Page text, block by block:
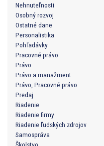
Nehnuteľnosti
Osobný rozvoj
Ostatné dane
Personalistika
Pohľadávky
Pracovné právo
Právo
Právo a manažment
Právo, Pracovné právo
Predaj
Riadenie
Riadenie firmy
Riadenie ľudských zdrojov
Samospráva